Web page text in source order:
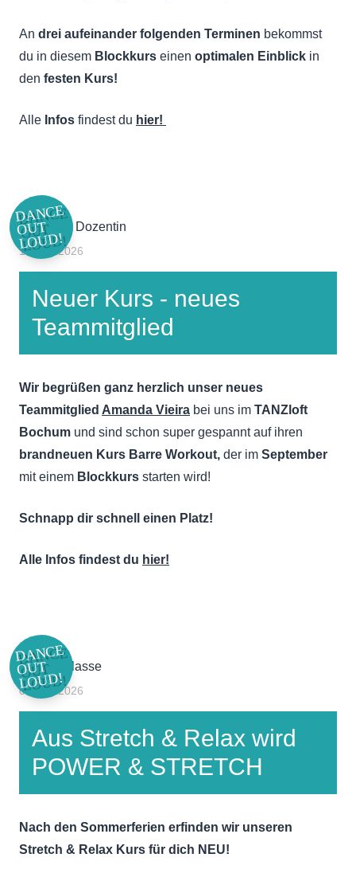
An drei aufeinander folgenden Terminen bekommst
du in diesem Blockkurs einen optimalen Einblick in
den festen Kurs!
Alle Infos findest du hier!
DANCE
OUT
LOUD!
19. Juli 2026
Neuer Kurs - neues
Teammitglied
Wir begrüßen ganz herzlich unser neues
Teammitglied Amanda Vieira bei uns im TANZloft
Bochum und sind schon super gespannt auf ihren
brandneuen Kurs Barre Workout, der im September
mit einem Blockkurs starten wird!
Schnapp dir schnell einen Platz!
Alle Infos findest du hier!
DANCE
OUT
LOUD!
04. Juli 2026
Aus Stretch & Relax wird
POWER & STRETCH
Nach den Sommerferien erfinden wir unseren
Stretch & Relax Kurs für dich NEU!